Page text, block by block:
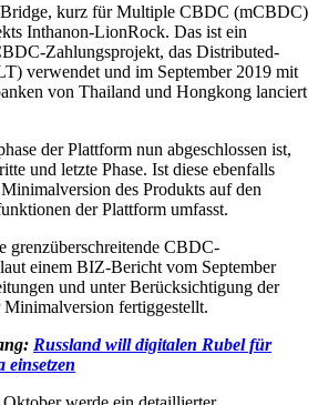
kurz für Multiple CBDC (mCBDC)
Inthanon-LionRock. Das ist ein
Zahlungsprojekt, das Distributed-
verwendet und im September 2019 mit
von Thailand und Hongkong lanciert
der Plattform nun abgeschlossen ist,
und letzte Phase. Ist diese ebenfalls
des Produkts auf den
der Plattform umfasst.
grenzüberschreitende CBDC-
einem BIZ-Bericht vom September
und unter Berücksichtigung der
fertiggestellt.
Russland will digitalen Rubel für
einsetzen